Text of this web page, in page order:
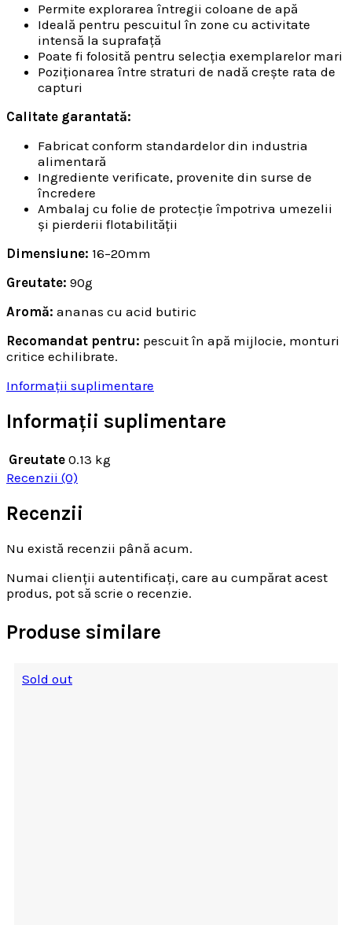
Permite explorarea întregii coloane de apă
Ideală pentru pescuitul în zone cu activitate
intensă la suprafață
Poate fi folosită pentru selecția exemplarelor mari
Poziționarea între straturi de nadă crește rata de
capturi
Calitate garantată:
Fabricat conform standardelor din industria
alimentară
Ingrediente verificate, provenite din surse de
încredere
Ambalaj cu folie de protecție împotriva umezelii
și pierderii flotabilității
Dimensiune: 16–20mm
Greutate: 90g
Aromă: ananas cu acid butiric
Recomandat pentru: pescuit în apă mijlocie, monturi
critice echilibrate.
Informații suplimentare
Informații suplimentare
Greutate 0.13 kg
Recenzii (0)
Recenzii
Nu există recenzii până acum.
Numai clienții autentificați, care au cumpărat acest
produs, pot să scrie o recenzie.
Produse similare
Sold out